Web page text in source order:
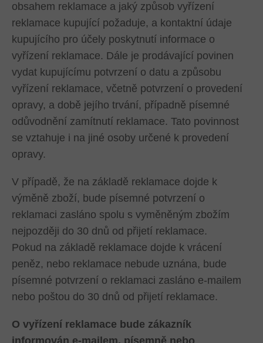
obsahem reklamace a jaký způsob vyřízení
reklamace kupující požaduje, a kontaktní údaje
kupujícího pro účely poskytnutí informace o
vyřízení reklamace. Dále je prodávající povinen
vydat kupujícímu potvrzení o datu a způsobu
vyřízení reklamace, včetně potvrzení o provedení
opravy, a době jejího trvání, případně písemné
odůvodnění zamítnutí reklamace. Tato povinnost
se vztahuje i na jiné osoby určené k provedení
opravy.
V případě, že na základě reklamace dojde k
výměně zboží, bude písemné potvrzení o
reklamaci zasláno spolu s vyměněným zbožím
nejpozději do 30 dnů od přijetí reklamace.
Pokud na základě reklamace dojde k vrácení
peněz, nebo reklamace nebude uznána, bude
písemné potvrzení o reklamaci zasláno e-mailem
nebo poštou do 30 dnů od přijetí reklamace.
O vyřízení reklamace bude zákazník
informován e-mailem, písemně nebo